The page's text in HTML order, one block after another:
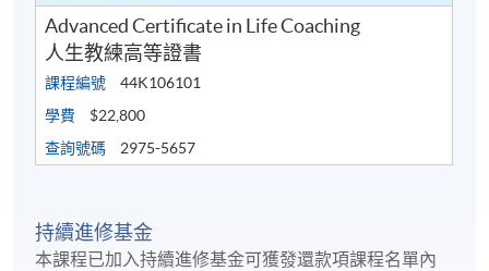
詳情
Advanced Certificate in Life Coaching
人生教練高等證書
課程編號
44K106101
學費
$22,800
查詢號碼
2975-5657
持續進修基金
本課程已加入持續進修基金可獲發還款項課程名單內